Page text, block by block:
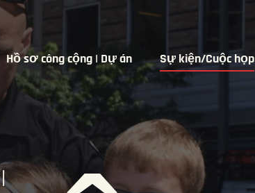
Hồ sơ công cộng | Dự án Sự kiện/Cuộc họp